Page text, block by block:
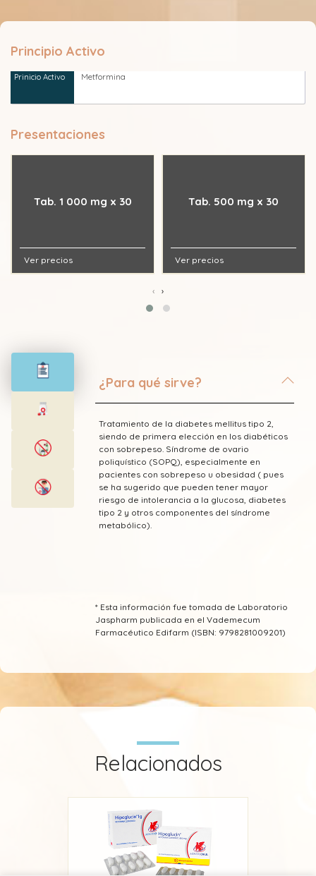
Principio Activo
Metformina
Presentaciones
Tab. 1 000 mg x 30
Ver precios
Tab. 500 mg x 30
Ver precios
‹ ›
¿Para qué sirve?
Tratamiento de la diabetes mellitus tipo 2,
siendo de primera elección en los diabéticos
con sobrepeso. Síndrome de ovario
poliquístico (SOPQ), especialmente en
pacientes con sobrepeso u obesidad ( pues
se ha sugerido que pueden tener mayor
riesgo de intolerancia a la glucosa, diabetes
tipo 2 y otros componentes del síndrome
metabólico).
* Esta información fue tomada de Laboratorio
Jaspharm publicada en el Vademecum
Farmacéutico Edifarm (ISBN: 9798281009201)
Relacionados